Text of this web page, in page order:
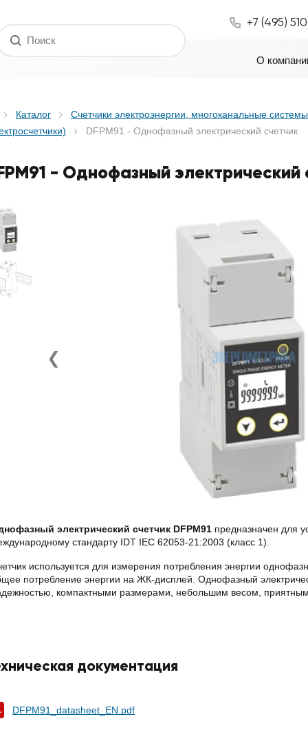
+7 (495)
О
Каталог
Счетчики электроэнергии, многоканальные
DFPM91 - Однофазный электрический счетчик
- Однофазный электрический
❮
электрический счетчик DFPM91 предназначен для
стандарту IDT IEC 62053-21:2003 (класс 1).
используется для измерения потребления энергии
потребление энергии на ЖК-дисплей. Однофазный
компактными размерами, небольшим весом,
документация
DFPM91_datasheet_EN.pdf